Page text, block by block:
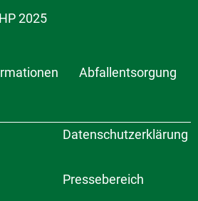
Abfallentsorgung
Datenschutzerklärung
Pressebereich